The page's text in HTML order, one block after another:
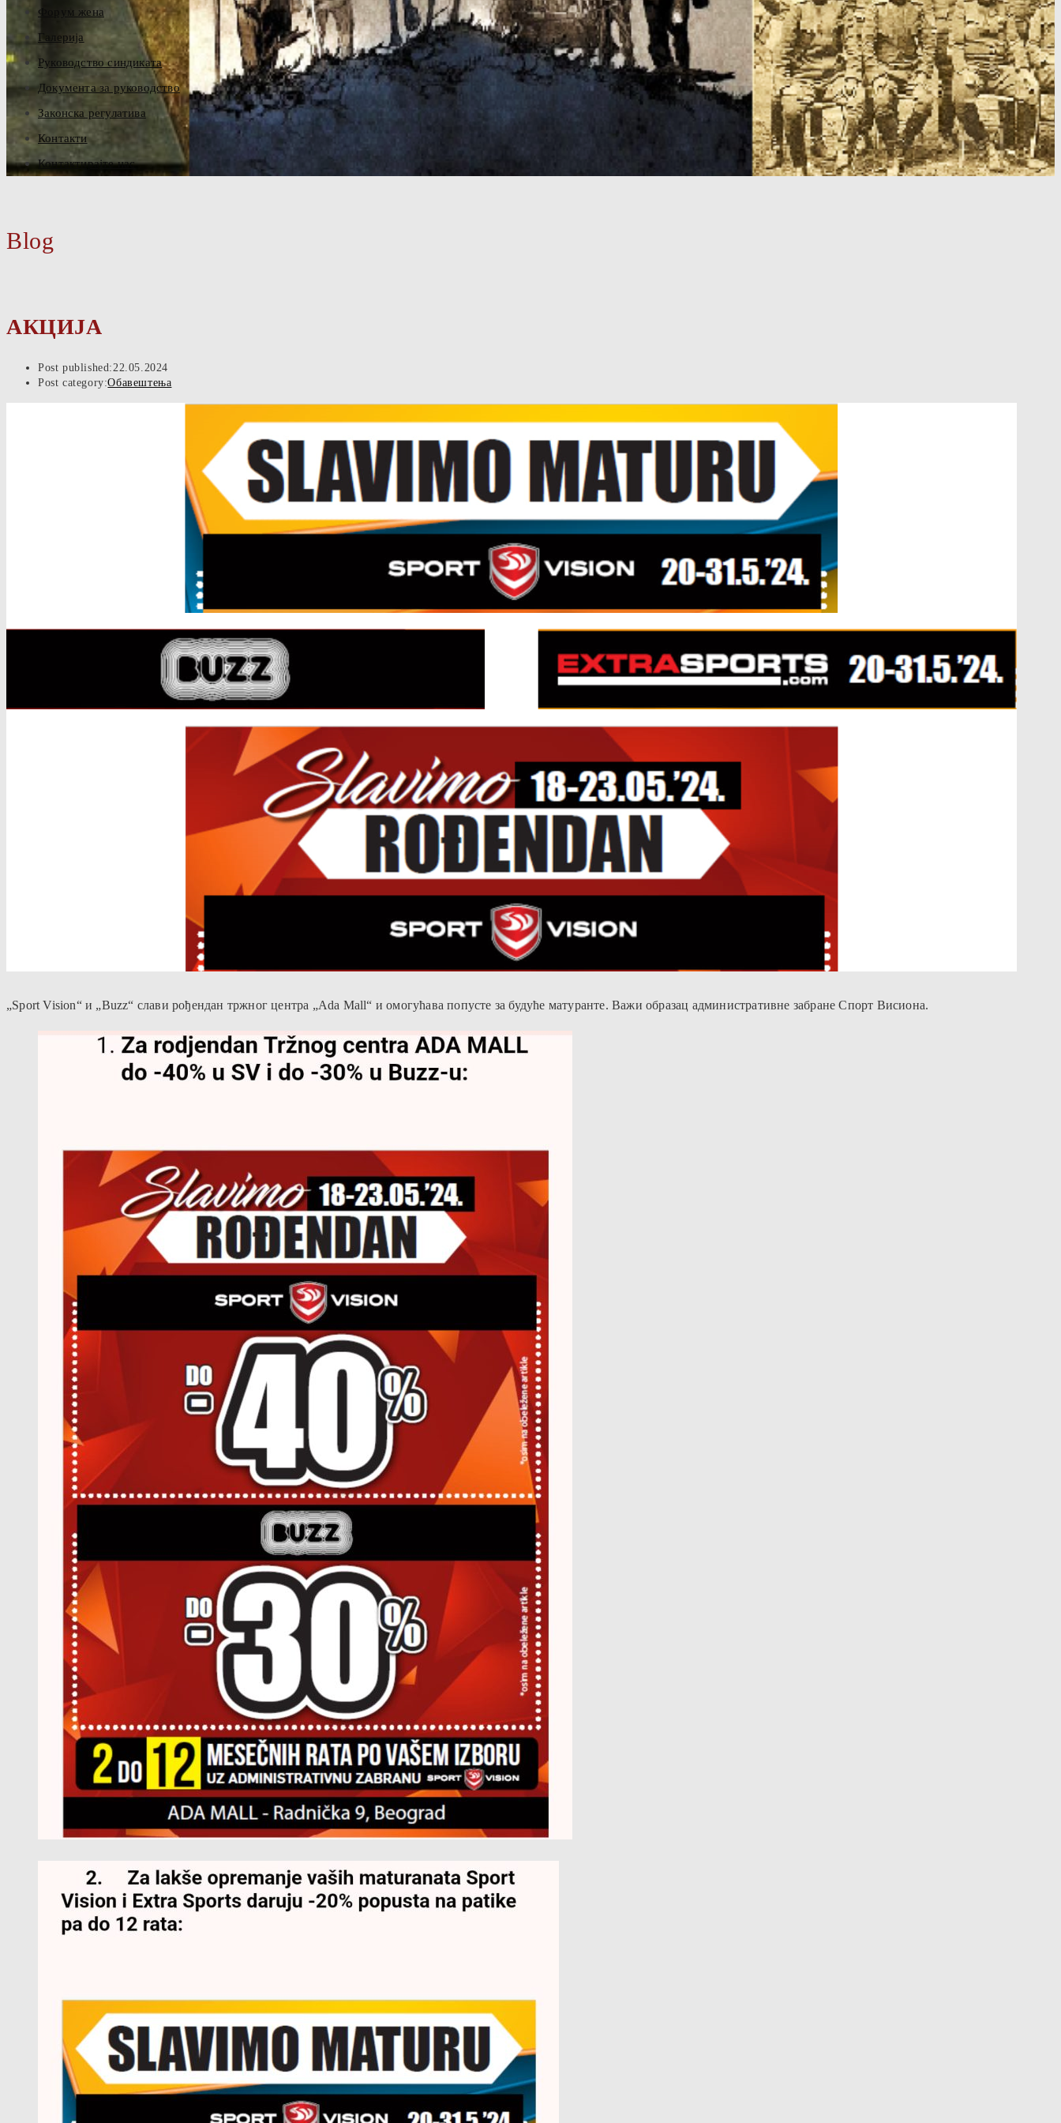
Форум жена
Галерија
Руководство синдиката
Документа за руководство
Законска регулатива
Контакти
Контактирајте нас
Blog
АКЦИЈА
Post published:22.05.2024
Post category:Обавештења
„Sport Vision“ и „Buzz“ слави рођендан тржног центра „Ada Mall“ и омогућава попусте за будуће матуранте. Важи образац административне забране Спорт Висиона.